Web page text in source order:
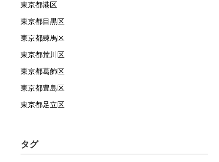
東京都港区
東京都目黒区
東京都練馬区
東京都荒川区
東京都葛飾区
東京都豊島区
東京都足立区
タグ